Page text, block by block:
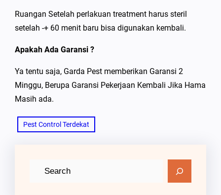
Ruangan Setelah perlakuan treatment harus steril
setelah -+ 60 menit baru bisa digunakan kembali.
Apakah Ada Garansi ?
Ya tentu saja, Garda Pest memberikan Garansi 2
Minggu, Berupa Garansi Pekerjaan Kembali Jika Hama
Masih ada.
Pest Control Terdekat